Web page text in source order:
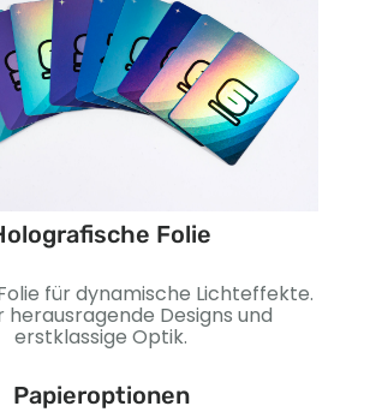
Folie
für dynamische Lichteffekte.
herausragende Designs und
erstklassige Optik.
Papieroptionen